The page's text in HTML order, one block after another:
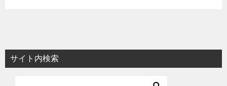
サイト内検索